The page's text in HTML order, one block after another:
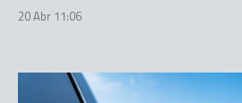
20 Abr 11:06